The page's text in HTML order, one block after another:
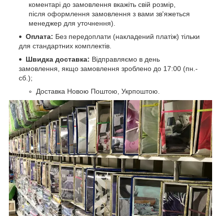
коментарі до замовлення вкажіть свій розмір,
після оформлення замовлення з вами зв'яжеться
менеджер для уточнення).
Оплата: Без передоплати (накладений платіж) тільки
для стандартних комплектів.
Швидка доставка: Відправляємо в день
замовлення, якщо замовлення зроблено до 17:00 (пн.-
сб.);
Доставка Новою Поштою, Укрпоштою.